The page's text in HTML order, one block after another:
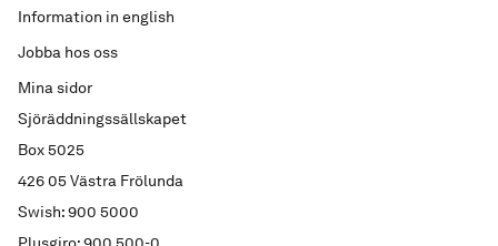
Sjöräddningssällskapet
Box 5025
426 05 Västra Frölunda
Swish: 900 5000
Information in english
Jobba hos oss
Mina sidor